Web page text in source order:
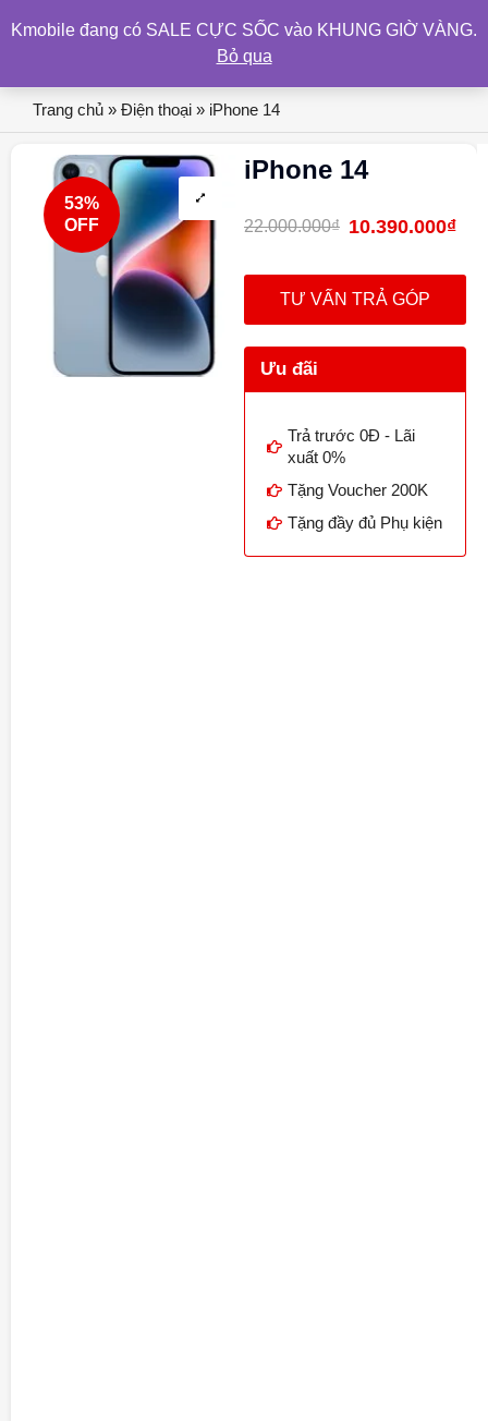
0
Trang chủ » Điện thoại » iPhone 14
53%
OFF
iPhone 14
22.000.000₫ 10.390.000₫
TƯ VẤN TRẢ GÓP
Ưu đãi
Trả trước 0Đ - Lãi
xuất 0%
Tặng Voucher 200K
Tặng đầy đủ Phụ kiện
Kmobile đang có SALE CỰC SỐC vào KHUNG GIỜ VÀNG.
Bỏ qua